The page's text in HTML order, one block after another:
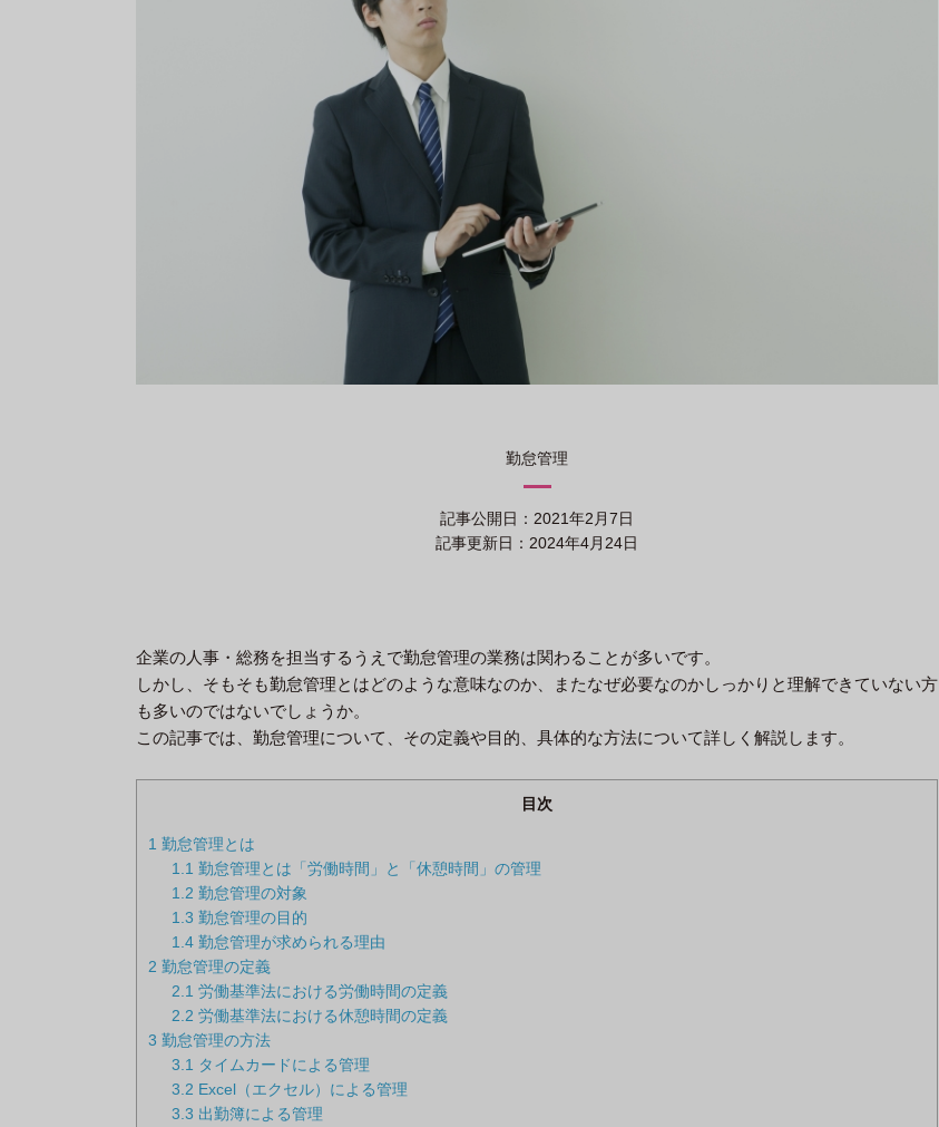
勤怠管理
記事公開日：2021年2月7日
記事更新日：2024年4月24日
企業の人事・総務を担当するうえで勤怠管理の業務は関わることが多いです。
しかし、そもそも勤怠管理とはどのような意味なのか、またなぜ必要なのかしっかりと理解できていない方
も多いのではないでしょうか。
この記事では、勤怠管理について、その定義や目的、具体的な方法について詳しく解説します。
目次
1 勤怠管理とは
1.1 勤怠管理とは「労働時間」と「休憩時間」の管理
1.2 勤怠管理の対象
1.3 勤怠管理の目的
1.4 勤怠管理が求められる理由
2 勤怠管理の定義
2.1 労働基準法における労働時間の定義
2.2 労働基準法における休憩時間の定義
3 勤怠管理の方法
3.1 タイムカードによる管理
3.2 Excel（エクセル）による管理
3.3 出勤簿による管理